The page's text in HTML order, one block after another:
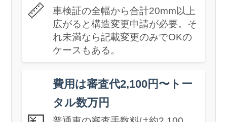
📏
車検証の全幅から合計20mm以上
広がると構造変更申請が必要。そ
れ未満なら記載変更のみでOKの
ケースもある。
費用は審査代2,100円〜トー
タル数万円